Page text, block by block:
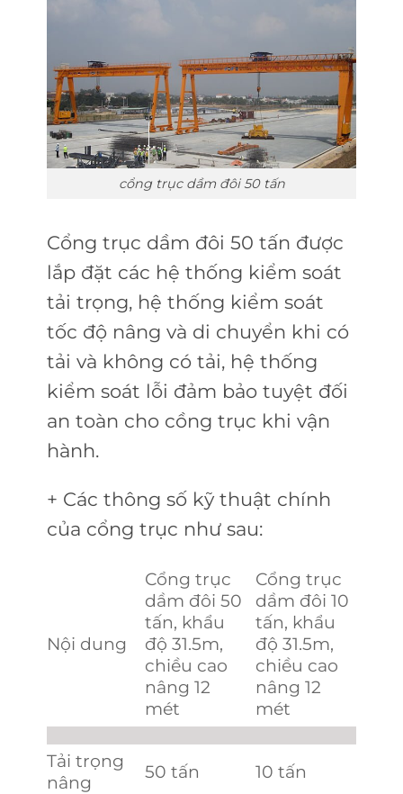
cổng trục dầm đôi 50 tấn
Cổng trục dầm đôi 50 tấn được
lắp đặt các hệ thống kiểm soát
tải trọng, hệ thống kiểm soát
tốc độ nâng và di chuyển khi có
tải và không có tải, hệ thống
kiểm soát lỗi đảm bảo tuyệt đối
an toàn cho cồng trục khi vận
hành.
+ Các thông số kỹ thuật chính
của cổng trục như sau:
Nội dung
Cổng trục
dầm đôi 50
tấn, khẩu
độ 31.5m,
chiều cao
nâng 12
mét
Cổng trục
dầm đôi 10
tấn, khẩu
độ 31.5m,
chiều cao
nâng 12
mét
Tải trọng
nâng
50 tấn 10 tấn